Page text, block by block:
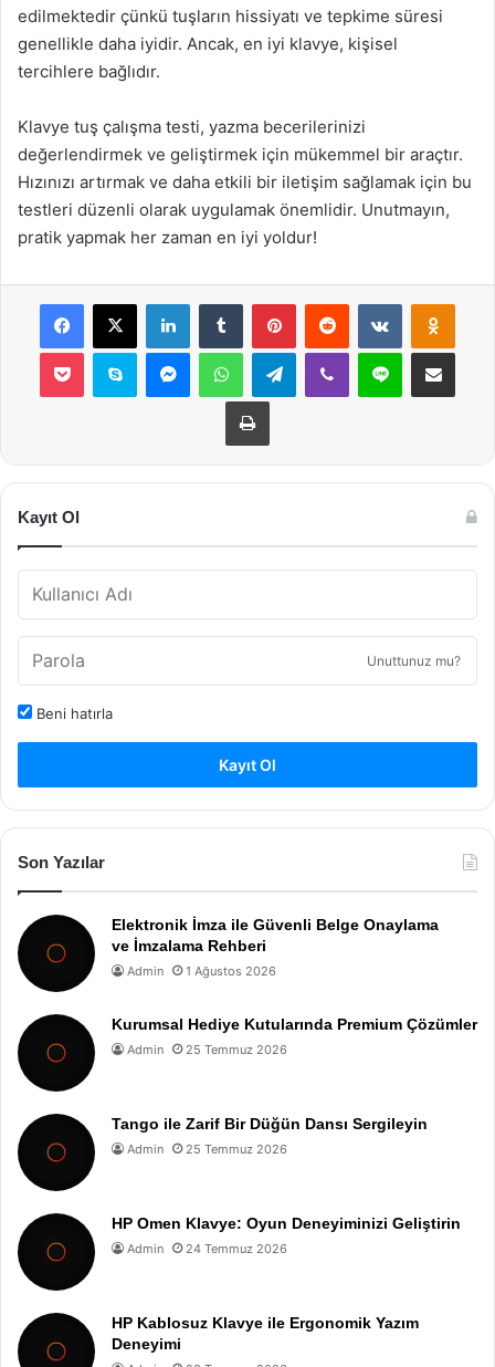
edilmektedir çünkü tuşların hissiyatı ve tepkime süresi
genellikle daha iyidir. Ancak, en iyi klavye, kişisel
tercihlere bağlıdır.
Klavye tuş çalışma testi, yazma becerilerinizi
değerlendirmek ve geliştirmek için mükemmel bir araçtır.
Hızınızı artırmak ve daha etkili bir iletişim sağlamak için bu
testleri düzenli olarak uygulamak önemlidir. Unutmayın,
pratik yapmak her zaman en iyi yoldur!
Facebook
X LinkedInTumblr PinterestReddit VKontakte
Pocket Skype MessengerWhatsAppTelegramViber Line E-Posta ile
Yazdır
Kayıt Ol
Unuttunuz mu?
Beni hatırla
Kayıt Ol
Son Yazılar
Elektronik İmza ile Güvenli Belge Onaylama
ve İmzalama Rehberi
Admin 1 Ağustos 2026
Kurumsal Hediye Kutularında Premium Çözümler
Admin 25 Temmuz 2026
Tango ile Zarif Bir Düğün Dansı Sergileyin
Admin 25 Temmuz 2026
HP Omen Klavye: Oyun Deneyiminizi Geliştirin
Admin 24 Temmuz 2026
HP Kablosuz Klavye ile Ergonomik Yazım
Deneyimi